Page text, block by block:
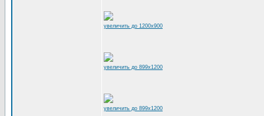
увеличить до 1200x900
увеличить до 899x1200
увеличить до 899x1200